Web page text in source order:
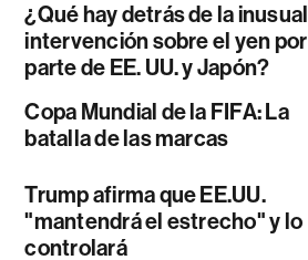
¿Qué hay detrás de la inusual
intervención sobre el yen por
parte de EE. UU. y Japón?
Copa Mundial de la FIFA: La
batalla de las marcas
Trump afirma que EE.UU.
"mantendrá el estrecho" y lo
controlará